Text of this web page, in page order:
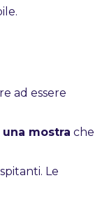
ad essere
una mostra che
Le